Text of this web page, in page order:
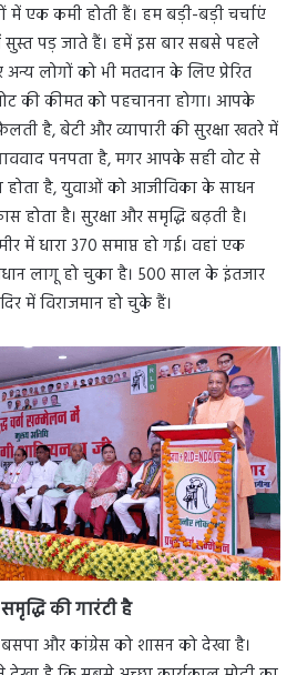
में एक कमी होती हैं। हम बड़ी-बड़ी चर्चाएं
पड़ जाते हैं। हमें इस बार सबसे पहले
लोगों को भी मतदान के लिए प्रेरित
की कीमत को पहचानना होगा। आपके
है, बेटी और व्यापारी की सुरक्षा खतरे में
पनपता है, मगर आपके सही वोट से
होता है, युवाओं को आजीविका के साधन
होता है। सुरक्षा और समृद्धि बढ़ती है।
धारा 370 समाप्त हो गई। वहां एक
लागू हो चुका है। 500 साल के इंतजार
में विराजमान हो चुके हैं।
की गारंटी है
और कांग्रेस को शासन को देखा है।